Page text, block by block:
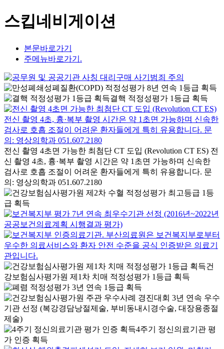
스킵네비게이션
본문바로가기
주메뉴바로가기.
결핵 적정성평가 1등급 획득
전신 촬영 4초면 가능한 최첨단 CT 도입 (Revolution CT ES) 전
신 촬영 4초, 흉·복부 촬영 시간은 약 1초면 가능하며 신속한
검사로 호흡 조절이 어려운 환자들에게 특히 유용합니다. 문
의: 영상의학과 051.607.2180
건
강보험심사평가원 제1차 치매 적정성평가 1등급 획득
4주기 정신의료기관 평
가 인증 획득